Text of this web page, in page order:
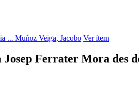
... Muñoz Veiga, Jacobo Ver ítem
Josep Ferrater Mora des